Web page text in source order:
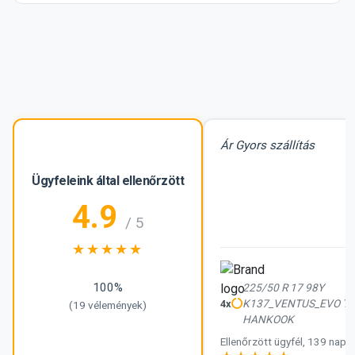
Ügyfeleink által ellenőrzött
4.9 / 5
100%
(19 vélemények)
Ár Gyors szállítás
4x
225/50 R 17 98Y
K137_VENTUS_EVO
HANKOOK
Ellenőrzött ügyfél, 139 napja